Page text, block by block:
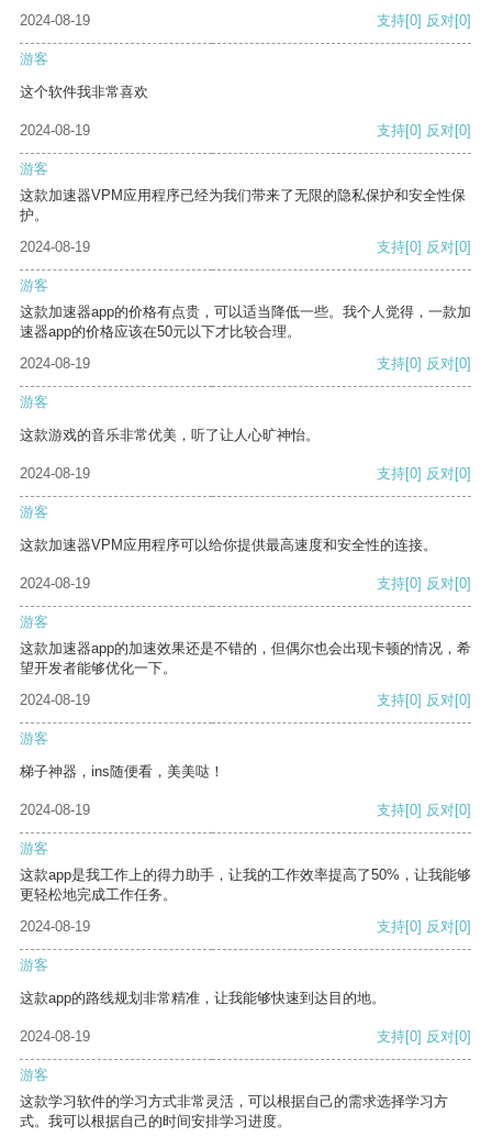
2024-08-19
支持[0] 反对[0]
游客
这个软件我非常喜欢
2024-08-19 支持[0] 反对[0]
游客
这款加速器VPM应用程序已经为我们带来了无限的隐私保护和安全性保
护。
2024-08-19
支持[0] 反对[0]
游客
这款加速器app的价格有点贵，可以适当降低一些。我个人觉得，一款加
速器app的价格应该在50元以下才比较合理。
2024-08-19
支持[0] 反对[0]
游客
这款游戏的音乐非常优美，听了让人心旷神怡。
2024-08-19 支持[0] 反对[0]
游客
这款加速器VPM应用程序可以给你提供最高速度和安全性的连接。
2024-08-19 支持[0] 反对[0]
游客
这款加速器app的加速效果还是不错的，但偶尔也会出现卡顿的情况，希
望开发者能够优化一下。
2024-08-19
支持[0] 反对[0]
游客
梯子神器，ins随便看，美美哒！
2024-08-19 支持[0] 反对[0]
游客
这款app是我工作上的得力助手，让我的工作效率提高了50%，让我能够
更轻松地完成工作任务。
2024-08-19
支持[0] 反对[0]
游客
这款app的路线规划非常精准，让我能够快速到达目的地。
2024-08-19 支持[0] 反对[0]
游客
这款学习软件的学习方式非常灵活，可以根据自己的需求选择学习方
式。我可以根据自己的时间安排学习进度。